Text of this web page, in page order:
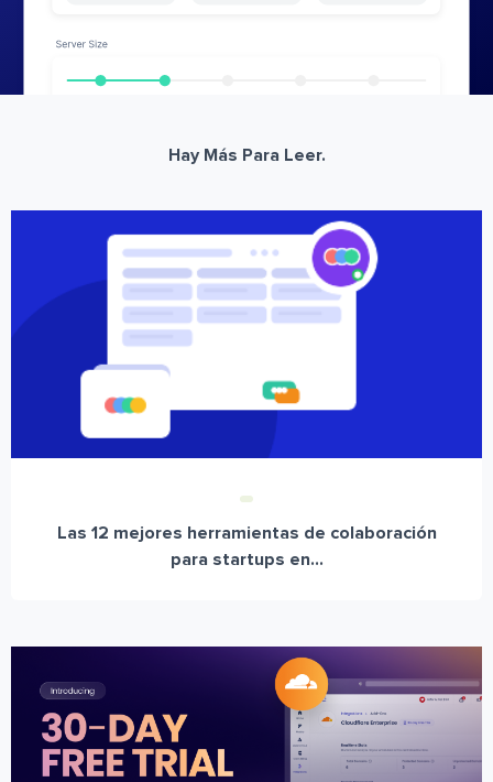
Hay Más Para Leer.
Las 12 mejores herramientas de colaboración
para startups en...